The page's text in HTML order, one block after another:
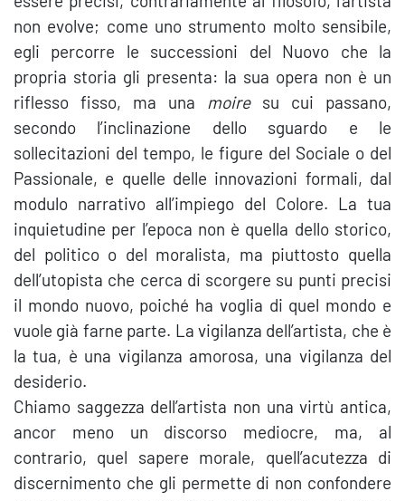
non evolve; come uno strumento molto sensibile,
egli percorre le successioni del Nuovo che la
propria storia gli presenta: la sua opera non è un
riflesso fisso, ma una moiresu cui passano,
secondo l’inclinazione dello sguardo e le
sollecitazioni del tempo, le figure del Sociale o del
Passionale, e quelle delle innovazioni formali, dal
modulo narrativo all’impiego del Colore. La tua
inquietudine per l’epoca non è quella dello storico,
del politico o del moralista, ma piuttosto quella
dell’utopista che cerca di scorgere su punti precisi
il mondo nuovo, poiché ha voglia di quel mondo e
vuole già farne parte. La vigilanza dell’artista, che è
la tua, è una vigilanza amorosa, una vigilanza del
desiderio.
Chiamo saggezza dell’artista non una virtù antica,
ancor meno un discorso mediocre, ma, al
contrario, quel sapere morale, quell’acutezza di
discernimento che gli permette di non confondere